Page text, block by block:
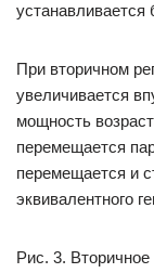
При вторичном
увеличивается
мощность
перемещается
перемещается и
эквивалентного
Рис. 3. Вторичное